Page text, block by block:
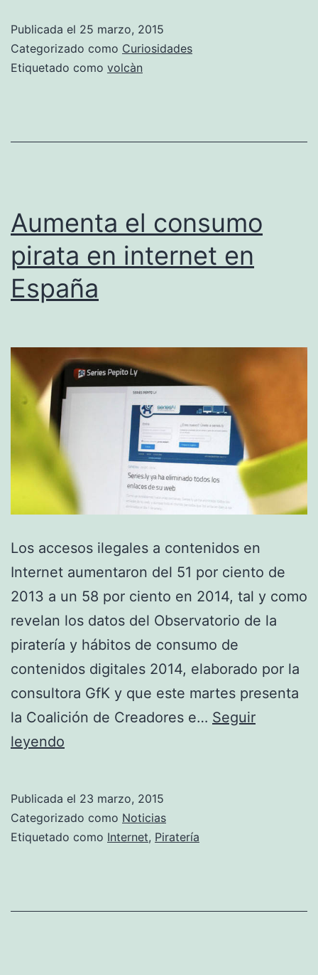
con
los
no)
Publicada el 25 marzo, 2015
Categorizado como Curiosidades
Etiquetado como volcàn
Aumenta el consumo
pirata en internet en
España
Los accesos ilegales a contenidos en
Internet aumentaron del 51 por ciento de
2013 a un 58 por ciento en 2014, tal y como
revelan los datos del Observatorio de la
piratería y hábitos de consumo de
contenidos digitales 2014, elaborado por la
consultora GfK y que este martes presenta
la Coalición de Creadores e… Seguir
leyendo
pirata
en
España
Publicada el 23 marzo, 2015
Categorizado como Noticias
Etiquetado como Internet, Piratería